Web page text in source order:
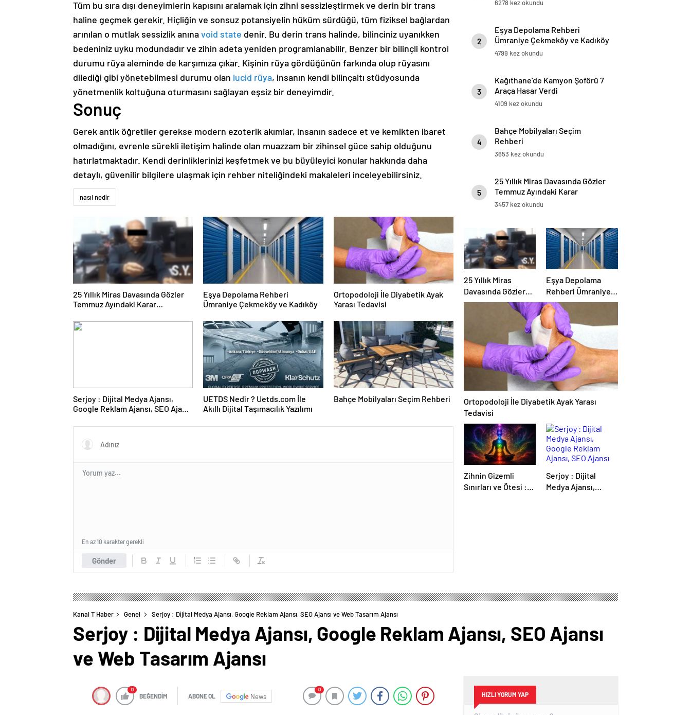
Tüm bu sıra dışı deneyimlerin kapısını aralamak için zihni sessizleştirmek ve derin bir trans
haline geçmek gerekir. Hiçliğin ve sonsuz potansiyelin hüküm sürdüğü, tüm fiziksel bağlardan
arınılan o mutlak sessizlik anınavoid state denir. Bu derin trans halinde, bilinciniz uyanıkken
bedeniniz uyku modundadır ve zihin adeta yeniden programlanabilir. Benzer bir bilinçli kontrol
durumu rüya aleminde de karşımıza çıkar. Kişinin rüya gördüğünün farkında olup rüyasını
dilediği gibi yönetebilmesi durumu olan lucid rüya, insanın kendi bilinçaltı stüdyosunda
yönetmenlik koltuğuna oturmasını sağlayan eşsiz bir deneyimdir.
Sonuç
Gerek antik öğretiler gerekse modern ezoterik akımlar, insanın sadece et ve kemikten ibaret
olmadığını, evrenle sürekli iletişim halinde olan muazzam bir zihinsel güce sahip olduğunu
hatırlatmaktadır. Kendi derinliklerinizi keşfetmek ve bu büyüleyici konular hakkında daha
detaylı, güvenilir bilgilere ulaşmak için rehber niteliğindeki makaleleri inceleyebilirsiniz.
nasıl nedir
25 Yıllık Miras Davasında Gözler
Temmuz Ayındaki Karar
Eşya Depolama Rehberi
Ümraniye Çekmeköy ve Kadıköy
Ortopodoloji İle Diyabetik Ayak
Yarası Tedavisi
Serjoy : Dijital Medya Ajansı,
Google Reklam Ajansı, SEO Ajansı
UETDS Nedir ? Uetds.com İle
Akıllı Dijital Taşımacılık Yazılımı
Bahçe Mobilyaları Seçim Rehberi
Gönder
En az 10 karakter gerekli
6278 kez okundu
2
Eşya Depolama Rehberi
Ümraniye Çekmeköy ve Kadıköy
4799 kez okundu
3
Kağıthane’de Kamyon Şoförü 7
Araça Hasar Verdi
4109 kez okundu
4
Bahçe Mobilyaları Seçim
Rehberi
3653 kez okundu
5
25 Yıllık Miras Davasında Gözler
Temmuz Ayındaki Karar
Duruşmasına Çevrildi
3457 kez okundu
25 Yıllık Miras
Davasında Gözler
Temmuz Ayındaki
Karar Duruşmasına
Eşya Depolama
Rehberi Ümraniye
Çekmeköy ve
Kadıköy
Ortopodoloji İle Diyabetik Ayak Yarası
Tedavisi
Zihnin Gizemli
Sınırları ve Ötesi :
Serjoy : Dijital
Medya Ajansı,
Kanal T Haber Genel Serjoy : Dijital Medya Ajansı, Google Reklam Ajansı, SEO Ajansı ve Web Tasarım Ajansı
Serjoy : Dijital Medya Ajansı, Google Reklam Ajansı, SEO Ajansı
ve Web Tasarım Ajansı
0
BEĞENDİM ABONE OL News
0
HIZLI YORUM YAP